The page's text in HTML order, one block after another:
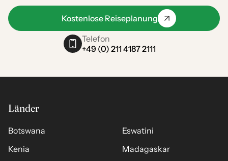
Kostenlose Reiseplanung
Telefon
+49 (0) 211 4187 2111
Länder
Botswana
Eswatini
Kenia
Madagaskar